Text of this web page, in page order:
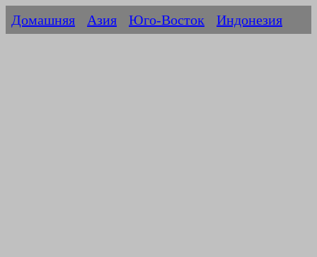
Домашняя Азия Юго-Восток Индонезия